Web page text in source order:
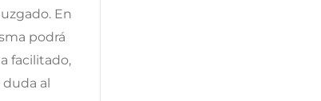
En
podrá
facilitado,
al